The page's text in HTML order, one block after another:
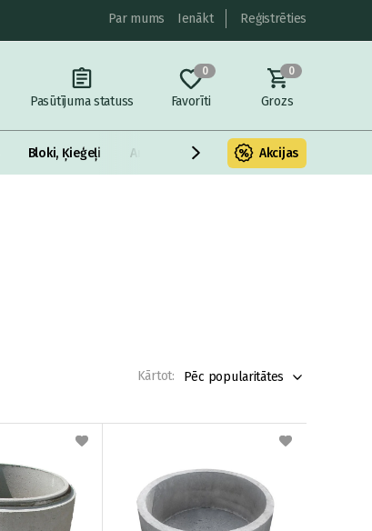
Par mums Ienākt Reģistrēties
Pasūtījuma statuss
0
Favorīti
0
Grozs
Bloki, Ķieģeļi Armatūra un metāls Fasādes
Akcijas
Kārtot: Pēc popularitātes